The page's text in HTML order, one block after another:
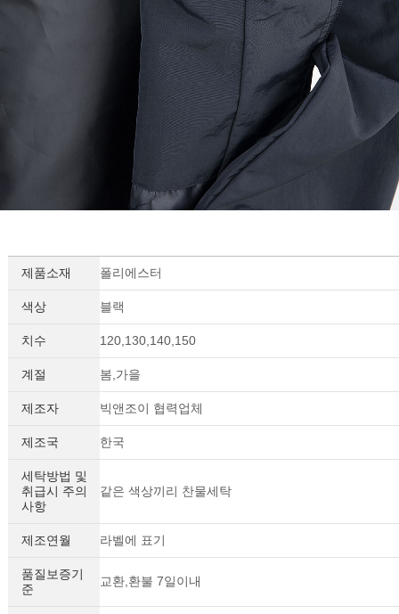
제품소재 폴리에스터
색상 블랙
치수 120,130,140,150
계절 봄,가을
제조자 빅앤조이 협력업체
제조국 한국
세탁방법 및
취급시 주의
사항
같은 색상끼리 찬물세탁
제조연월 라벨에 표기
품질보증기
준
교환,환불 7일이내